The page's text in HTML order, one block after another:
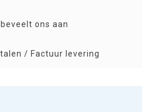
ons aan
/ Factuur levering